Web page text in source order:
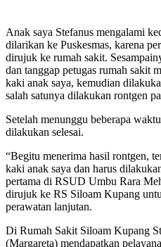
Anak saya Stefanus mengalami
dilarikan ke Puskesmas, karena
dirujuk ke rumah sakit.
dan tanggap petugas rumah sakit
kaki anak saya, kemudian
salah satunya dilakukan rontgen
Setelah menunggu beberapa
dilakukan selesai.
“Begitu menerima hasil rontgen,
kaki anak saya dan harus
pertama di RSUD Umbu Rara
dirujuk ke RS Siloam Kupang
perawatan lanjutan.
Di Rumah Sakit Siloam Kupang
(Margareta) mendapatkan